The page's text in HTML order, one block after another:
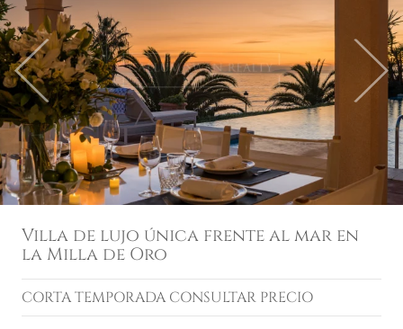
Previous Next
Villa de lujo única frente al mar en
la Milla de Oro
CORTA TEMPORADA CONSULTAR PRECIO